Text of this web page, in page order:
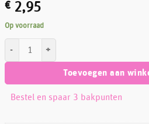
€2,95
Op voorraad
Toevoegen aan
Bestel en spaar 3 bakpunten